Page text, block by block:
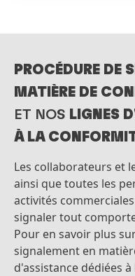
PROCÉDURE DE
MATIÈRE DE
ET NOS LIGNES
À LA
Les collaborateurs et
ainsi que toutes les
activités
signaler tout
Pour en savoir plus
signalement en
d'assistance dédiées